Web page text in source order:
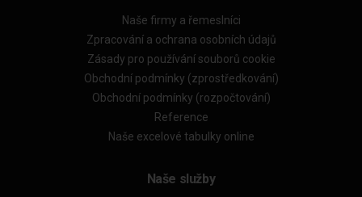
Naše firmy a řemeslníci
Zpracování a ochrana osobních údajů
Zásady pro používání souborů cookie
Obchodní podmínky (zprostředkování)
Obchodní podmínky (rozpočtování)
Reference
Naše excelové tabulky online
Naše služby